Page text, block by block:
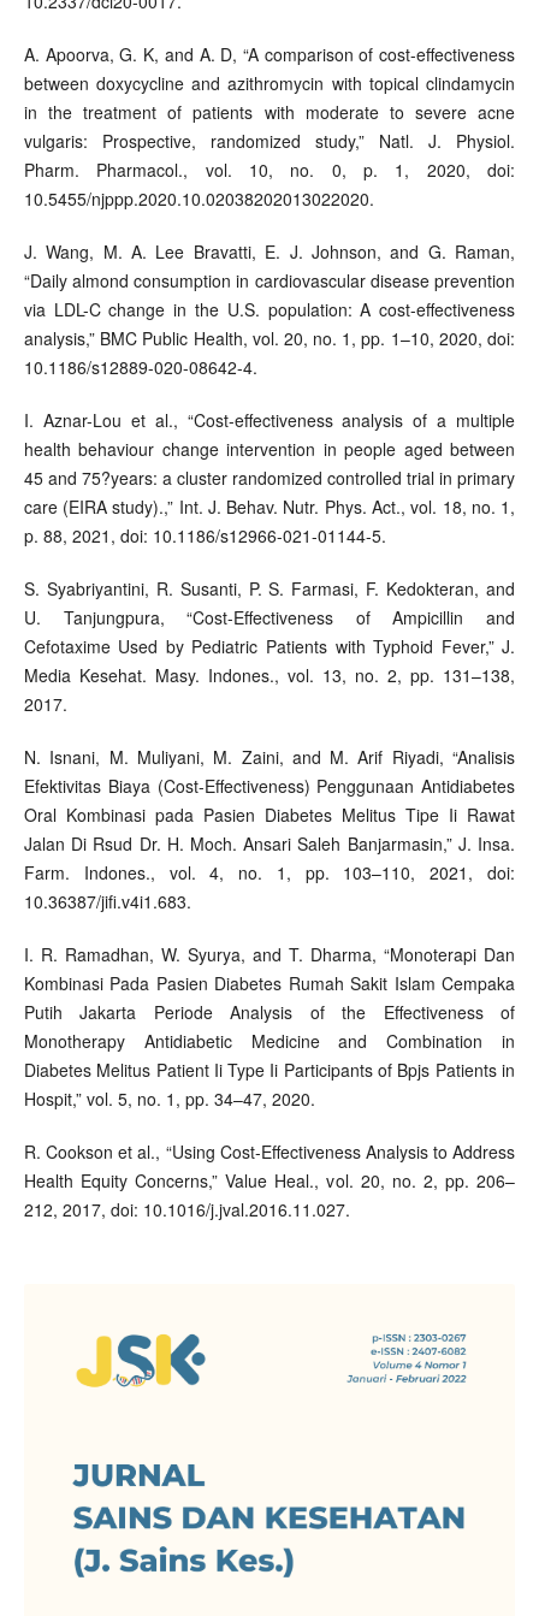
A. Apoorva, G. K, and A. D, “A comparison of cost-effectiveness
between doxycycline and azithromycin with topical clindamycin
in the treatment of patients with moderate to severe acne
vulgaris: Prospective, randomized study,” Natl. J. Physiol.
Pharm. Pharmacol., vol. 10, no. 0, p. 1, 2020, doi:
10.5455/njppp.2020.10.02038202013022020.
J. Wang, M. A. Lee Bravatti, E. J. Johnson, and G. Raman,
“Daily almond consumption in cardiovascular disease prevention
via LDL-C change in the U.S. population: A cost-effectiveness
analysis,” BMC Public Health, vol. 20, no. 1, pp. 1–10, 2020, doi:
10.1186/s12889-020-08642-4.
I. Aznar-Lou et al., “Cost-effectiveness analysis of a multiple
health behaviour change intervention in people aged between
45 and 75?years: a cluster randomized controlled trial in primary
care (EIRA study).,” Int. J. Behav. Nutr. Phys. Act., vol. 18, no. 1,
p. 88, 2021, doi: 10.1186/s12966-021-01144-5.
S. Syabriyantini, R. Susanti, P. S. Farmasi, F. Kedokteran, and
U. Tanjungpura, “Cost-Effectiveness of Ampicillin and
Cefotaxime Used by Pediatric Patients with Typhoid Fever,” J.
Media Kesehat. Masy. Indones., vol. 13, no. 2, pp. 131–138,
2017.
N. Isnani, M. Muliyani, M. Zaini, and M. Arif Riyadi, “Analisis
Efektivitas Biaya (Cost-Effectiveness) Penggunaan Antidiabetes
Oral Kombinasi pada Pasien Diabetes Melitus Tipe Ii Rawat
Jalan Di Rsud Dr. H. Moch. Ansari Saleh Banjarmasin,” J. Insa.
Farm. Indones., vol. 4, no. 1, pp. 103–110, 2021, doi:
10.36387/jifi.v4i1.683.
I. R. Ramadhan, W. Syurya, and T. Dharma, “Monoterapi Dan
Kombinasi Pada Pasien Diabetes Rumah Sakit Islam Cempaka
Putih Jakarta Periode Analysis of the Effectiveness of
Monotherapy Antidiabetic Medicine and Combination in
Diabetes Melitus Patient Ii Type Ii Participants of Bpjs Patients in
Hospit,” vol. 5, no. 1, pp. 34–47, 2020.
R. Cookson et al., “Using Cost-Effectiveness Analysis to Address
Health Equity Concerns,” Value Heal., vol. 20, no. 2, pp. 206–
212, 2017, doi: 10.1016/j.jval.2016.11.027.